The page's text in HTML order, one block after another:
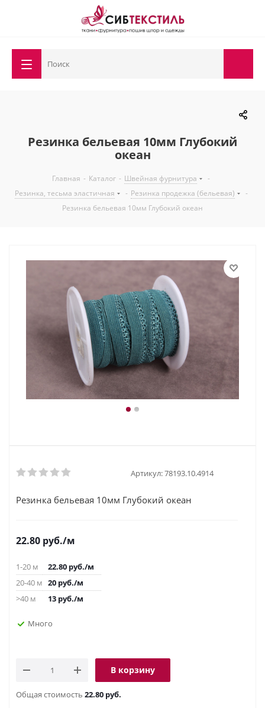
Резинка бельевая 10мм Глубокий
океан
Главная - Каталог - Швейная фурнитура
-
Резинка, тесьма эластичная
- Резинка продежка (бельевая)
-
Резинка бельевая 10мм Глубокий океан
Артикул:78193.10.4914
Резинка бельевая 10мм Глубокий океан
22.80 руб./м
1-20 м 22.80 руб./м
20-40 м 20 руб./м
>40 м
13 руб./м
Много
В корзину
Общая стоимость 22.80 руб.